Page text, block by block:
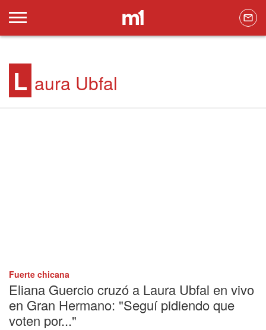
L aura Ubfal
Fuerte chicana
Eliana Guercio cruzó a Laura Ubfal en vivo
en Gran Hermano: "Seguí pidiendo que
voten por..."